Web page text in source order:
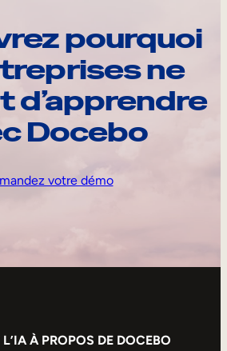
pourquoi
ne
d’apprendre
Docebo
votre démo
À PROPOS DE DOCEBO